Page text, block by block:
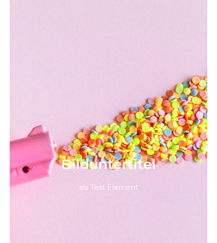
Bild­unter­titel
als Text Element